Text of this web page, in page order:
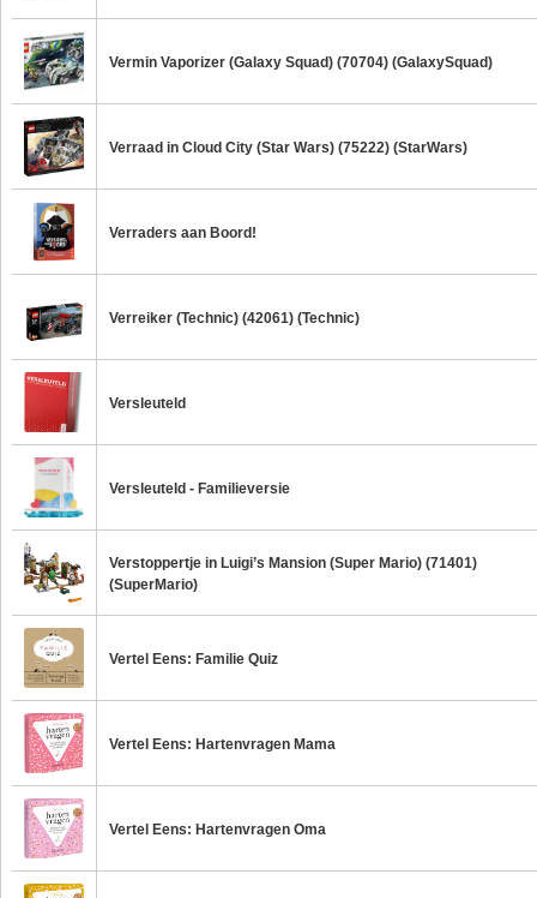
Vermin Vaporizer (Galaxy Squad) (70704) (GalaxySquad)
Verraad in Cloud City (Star Wars) (75222) (StarWars)
Verraders aan Boord!
Verreiker (Technic) (42061) (Technic)
Versleuteld
Versleuteld - Familieversie
Verstoppertje in Luigi’s Mansion (Super Mario) (71401)
(SuperMario)
Vertel Eens: Familie Quiz
Vertel Eens: Hartenvragen Mama
Vertel Eens: Hartenvragen Oma